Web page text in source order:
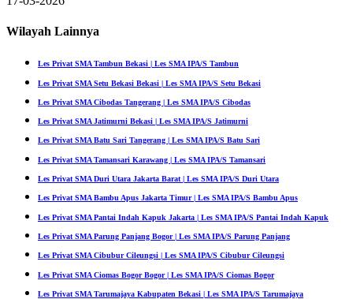
Wilayah Lainnya
Les Privat SMA Tambun Bekasi | Les SMA IPA/S Tambun
Les Privat SMA Setu Bekasi Bekasi | Les SMA IPA/S Setu Bekasi
Les Privat SMA Cibodas Tangerang | Les SMA IPA/S Cibodas
Les Privat SMA Jatimurni Bekasi | Les SMA IPA/S Jatimurni
Les Privat SMA Batu Sari Tangerang | Les SMA IPA/S Batu Sari
Les Privat SMA Tamansari Karawang | Les SMA IPA/S Tamansari
Les Privat SMA Duri Utara Jakarta Barat | Les SMA IPA/S Duri Utara
Les Privat SMA Bambu Apus Jakarta Timur | Les SMA IPA/S Bambu Apus
Les Privat SMA Pantai Indah Kapuk Jakarta | Les SMA IPA/S Pantai Indah Kapuk
Les Privat SMA Parung Panjang Bogor | Les SMA IPA/S Parung Panjang
Les Privat SMA Cibubur Cileungsi | Les SMA IPA/S Cibubur Cileungsi
Les Privat SMA Ciomas Bogor Bogor | Les SMA IPA/S Ciomas Bogor
Les Privat SMA Tarumajaya Kabupaten Bekasi | Les SMA IPA/S Tarumajaya